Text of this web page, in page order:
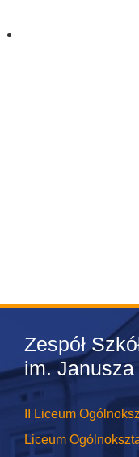
Zespół
im.
II Liceum
Liceum